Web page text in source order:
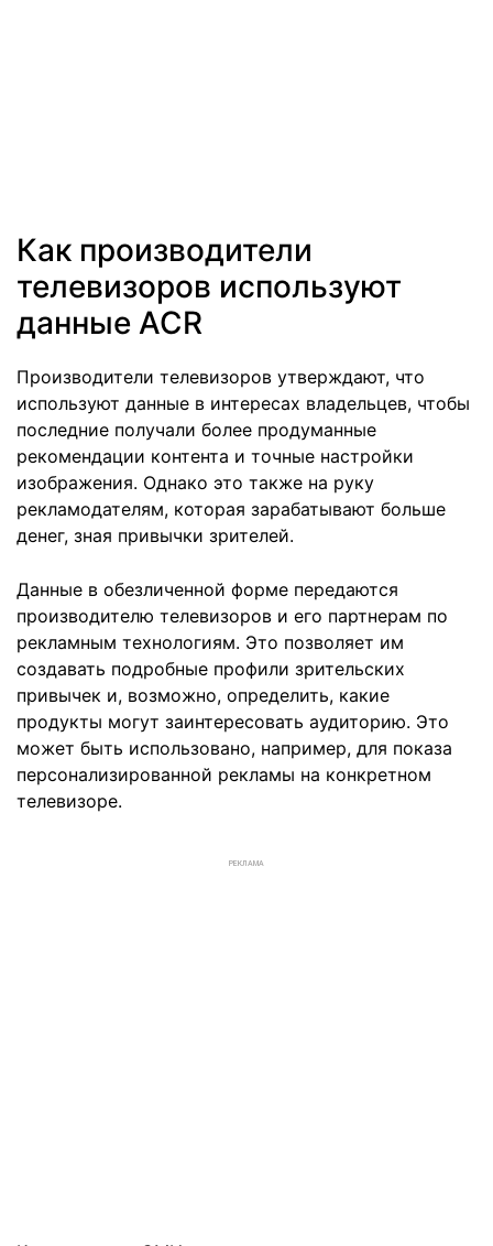
Как производители
телевизоров используют
данные ACR
Производители телевизоров утверждают, что
используют данные в интересах владельцев, чтобы
последние получали более продуманные
рекомендации контента и точные настройки
изображения. Однако это также на руку
рекламодателям, которая зарабатывают больше
денег, зная привычки зрителей.
Данные в обезличенной форме передаются
производителю телевизоров и его партнерам по
рекламным технологиям. Это позволяет им
создавать подробные профили зрительских
привычек и, возможно, определить, какие
продукты могут заинтересовать аудиторию. Это
может быть использовано, например, для показа
персонализированной рекламы на конкретном
телевизоре.
РЕКЛАМА